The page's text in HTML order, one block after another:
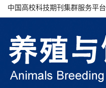
中国高校科技期刊集群服务平台